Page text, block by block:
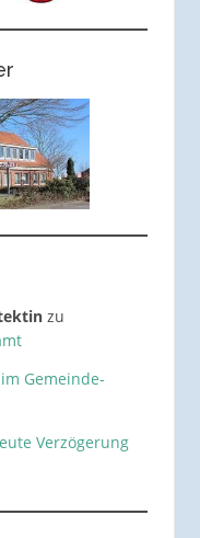
zu
Gemeinde-
Verzögerung